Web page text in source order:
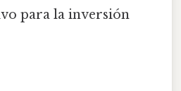
para la inversión